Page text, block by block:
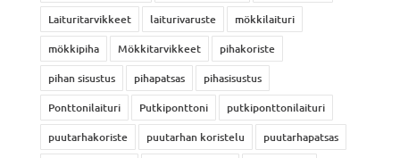
Laituritarvikkeet
laiturivaruste
mökkilaituri
mökkipiha
Mökkitarvikkeet
pihakoriste
pihan sisustus
pihapatsas
pihasisustus
Ponttonilaituri
Putkiponttoni
putkiponttonilaituri
puutarhakoriste
puutarhan koristelu puutarhapatsas